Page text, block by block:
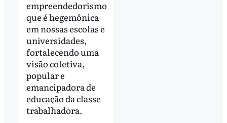
empreendedorismo
que é hegemônica
em nossas escolas e
universidades,
fortalecendo uma
visão coletiva,
popular e
emancipadora de
educação da classe
trabalhadora.